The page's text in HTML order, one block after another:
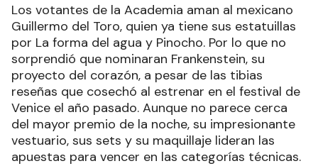
Los votantes de la Academia aman al mexicano
Guillermo del Toro, quien ya tiene sus estatuillas
por La forma del agua y Pinocho. Por lo que no
sorprendió que nominaran Frankenstein, su
proyecto del corazón, a pesar de las tibias
reseñas que cosechó al estrenar en el festival de
Venice el año pasado. Aunque no parece cerca
del mayor premio de la noche, su impresionante
vestuario, sus sets y su maquillaje lideran las
apuestas para vencer en las categorías técnicas.